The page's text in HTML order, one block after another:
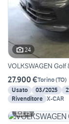
24
VOLKSWAGEN Golf
27.900 €Torino(TO)
Usato
03/2025
Rivenditore X-CAR
15